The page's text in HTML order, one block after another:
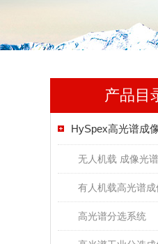
产品目
HySpex高光谱成
无人机载 成像光
有人机载高光谱成
高光谱分选系统